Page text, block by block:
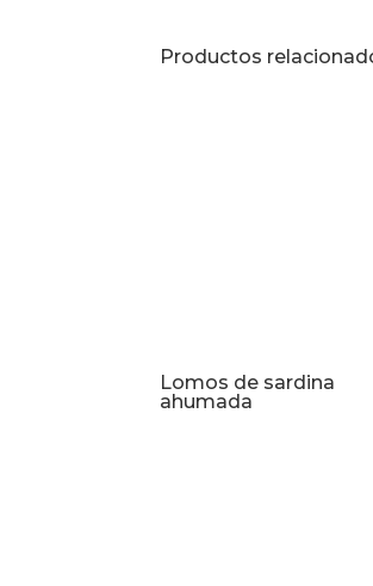
Productos
Lomos de sardina
ahumada